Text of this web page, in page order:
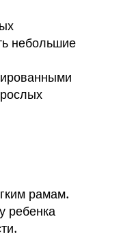
небольшие
рамам.
ребенка